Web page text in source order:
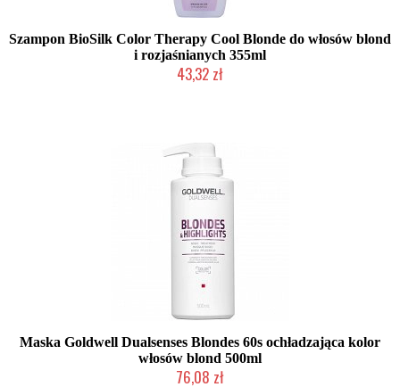
Szampon BioSilk Color Therapy Cool Blonde do włosów blond
i rozjaśnianych 355ml
43,32 zł
Maska Goldwell Dualsenses Blondes 60s ochładzająca kolor
włosów blond 500ml
76,08 zł